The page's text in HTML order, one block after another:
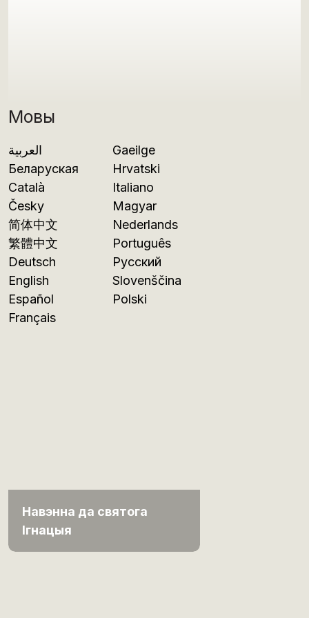
Мовы
العربية
Беларуская
Català
Česky
简体中文
繁體中文
Deutsch
English
Español
Français
Gaeilge
Hrvatski
Italiano
Magyar
Nederlands
Português
Русский
Slovenščina
Polski
Навэнна да святога
Ігнацыя